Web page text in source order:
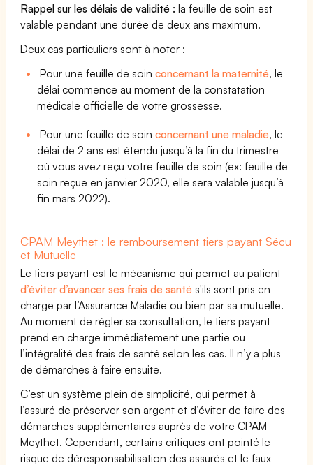
Rappel sur les délais de validité : la feuille de soin est
valable pendant une durée de deux ans maximum.
Deux cas particuliers sont à noter :
Pour une feuille de soinconcernant la maternité, le
délai commence au moment de la constatation
médicale officielle de votre grossesse.
Pour une feuille de soinconcernant une maladie, le
délai de 2 ans est étendu jusqu’à la fin du trimestre
où vous avez reçu votre feuille de soin (ex: feuille de
soin reçue en janvier 2020, elle sera valable jusqu’à
fin mars 2022).
CPAM Meythet : le remboursement tiers payant Sécu
et Mutuelle
Le tiers payant est le mécanisme qui permet au patient
d’éviter d’avancer ses frais de santé s'ils sont pris en
charge par l’Assurance Maladie ou bien par sa mutuelle.
Au moment de régler sa consultation, le tiers payant
prend en charge immédiatement une partie ou
l’intégralité des frais de santé selon les cas. Il n’y a plus
de démarches à faire ensuite.
C’est un système plein de simplicité, qui permet à
l’assuré de préserver son argent et d’éviter de faire des
démarches supplémentaires auprès de votre CPAM
Meythet. Cependant, certains critiques ont pointé le
risque de déresponsabilisation des assurés et le faux